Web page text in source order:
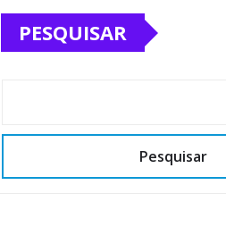
PESQUISAR
Pesquisar